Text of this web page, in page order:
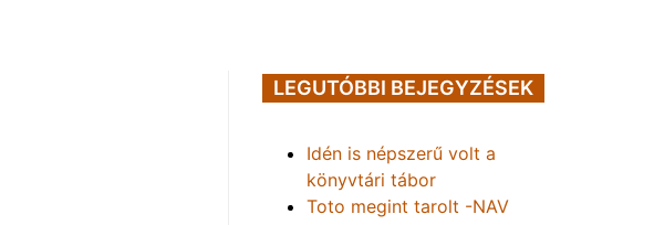
LEGUTÓBBI BEJEGYZÉSEK
Idén is népszerű volt a
könyvtári tábor
Toto megint tarolt -NAV